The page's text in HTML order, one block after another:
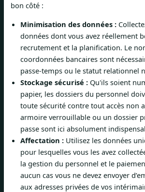
bon côté :
Minimisation des données :
données dont vous avez réellement
recrutement et la planification. Le
coordonnées bancaires sont
passe-temps ou le statut relationnel
Stockage sécurisé : Qu'ils soient
papier, les dossiers du personnel
toute sécurité contre tout accès non
armoire verrouillable ou un dossier
passe sont ici absolument
Affectation : Utilisez les données
pour lesquelles vous les avez
la gestion du personnel et le
aucun cas vous ne devez envoyer
aux adresses privées de vos